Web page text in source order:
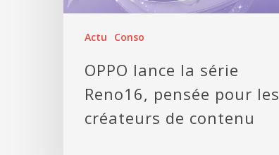
Actu Conso
OPPO lance la série
Reno16, pensée pour les
créateurs de contenu